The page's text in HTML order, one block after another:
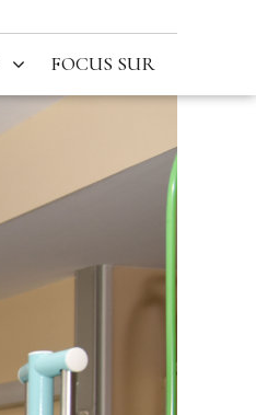
FOCUS SUR